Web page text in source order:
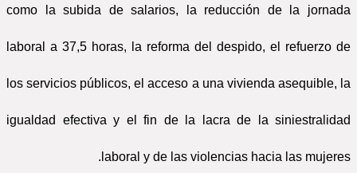
como la subida de salarios, la reducción de la jornada
laboral a 37,5 horas, la reforma del despido, el refuerzo de
los servicios públicos, el acceso a una vivienda asequible, la
igualdad efectiva y el fin de la lacra de la siniestralidad
laboral y de las violencias hacia las mujeres.